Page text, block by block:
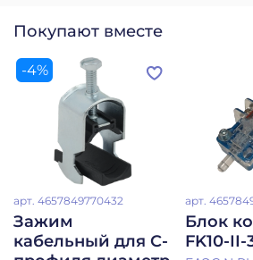
Покупают вместе
-4%
арт. 4657849770432
Зажим
кабельный для С-
арт.
Блок
FK10-II-